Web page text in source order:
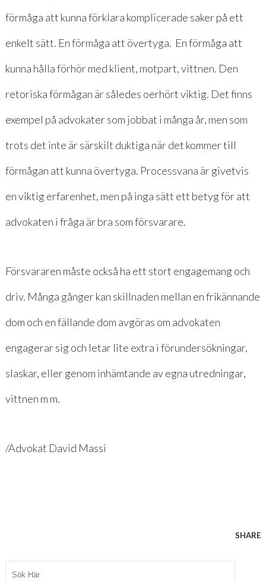
förmåga att kunna förklara komplicerade saker på ett
enkelt sätt. En förmåga att övertyga. En förmåga att
kunna hålla förhör med klient, motpart, vittnen. Den
retoriska förmågan är således oerhört viktig. Det finns
exempel på advokater som jobbat i många år, men som
trots det inte är särskilt duktiga när det kommer till
förmågan att kunna övertyga. Processvana är givetvis
en viktig erfarenhet, men på inga sätt ett betyg för att
advokaten i fråga är bra som försvarare.
Försvararen måste också ha ett stort engagemang och
driv. Många gånger kan skillnaden mellan en frikännande
dom och en fällande dom avgöras om advokaten
engagerar sig och letar lite extra i förundersökningar,
slaskar, eller genom inhämtande av egna utredningar,
vittnen m m.
/Advokat David Massi
SHARE